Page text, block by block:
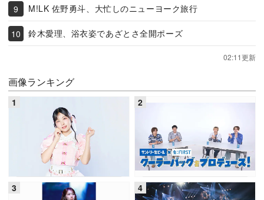
M!LK 佐野勇斗、大忙しのニューヨーク旅行
鈴木愛理、浴衣姿であざとさ全開ポーズ
02:11更新
画像ランキング